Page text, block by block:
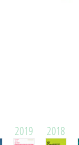
2019 2018